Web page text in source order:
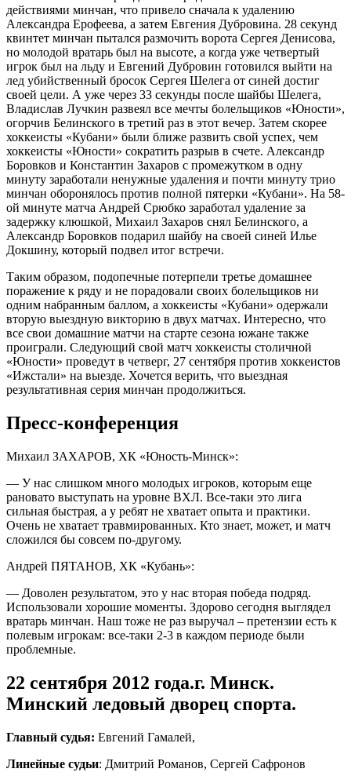
действиями минчан, что привело сначала к удалению
Александра Ерофеева, а затем Евгения Дубровина. 28 секунд
квинтет минчан пытался размочить ворота Сергея Денисова,
но молодой вратарь был на высоте, а когда уже четвертый
игрок был на льду и Евгений Дубровин готовился выйти на
лед убийственный бросок Сергея Шелега от синей достиг
своей цели. А уже через 33 секунды после шайбы Шелега,
Владислав Лучкин развеял все мечты болельщиков «Юности»,
огорчив Белинского в третий раз в этот вечер. Затем скорее
хоккеисты «Кубани» были ближе развить свой успех, чем
хоккеисты «Юности» сократить разрыв в счете. Александр
Боровков и Константин Захаров с промежутком в одну
минуту заработали ненужные удаления и почти минуту трио
минчан оборонялось против полной пятерки «Кубани». На 58-
ой минуте матча Андрей Срюбко заработал удаление за
задержку клюшкой, Михаил Захаров снял Белинского, а
Александр Боровков подарил шайбу на своей синей Илье
Докшину, который подвел итог встречи.
Таким образом, подопечные потерпели третье домашнее
поражение к ряду и не порадовали своих болельщиков ни
одним набранным баллом, а хоккеисты «Кубани» одержали
вторую выездную викторию в двух матчах. Интересно, что
все свои домашние матчи на старте сезона южане также
проиграли. Следующий свой матч хоккеисты столичной
«Юности» проведут в четверг, 27 сентября против хоккеистов
«Ижстали» на выезде. Хочется верить, что выездная
результативная серия минчан продолжиться.
Пресс-конференция
Михаил ЗАХАРОВ, ХК «Юность-Минск»:
— У нас слишком много молодых игроков, которым еще
рановато выступать на уровне ВХЛ. Все-таки это лига
сильная быстрая, а у ребят не хватает опыта и практики.
Очень не хватает травмированных. Кто знает, может, и матч
сложился бы совсем по-другому.
Андрей ПЯТАНОВ, ХК «Кубань»:
— Доволен результатом, это у нас вторая победа подряд.
Использовали хорошие моменты. Здорово сегодня выглядел
вратарь минчан. Наш тоже не раз выручал – претензии есть к
полевым игрокам: все-таки 2-3 в каждом периоде были
проблемные.
22 сентября 2012 года.г. Минск.
Минский ледовый дворец спорта.
Главный судья: Евгений Гамалей,
Линейные судьи: Дмитрий Романов, Сергей Сафронов